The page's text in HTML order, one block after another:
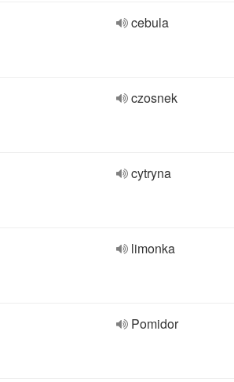
cebula
czosnek
cytryna
limonka
Pomidor